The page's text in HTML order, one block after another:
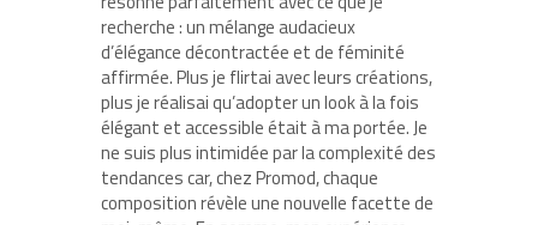
recherche : un mélange audacieux
d’élégance décontractée et de féminité
affirmée. Plus je flirtai avec leurs créations,
plus je réalisai qu’adopter un look à la fois
élégant et accessible était à ma portée. Je
ne suis plus intimidée par la complexité des
tendances car, chez Promod, chaque
composition révèle une nouvelle facette de